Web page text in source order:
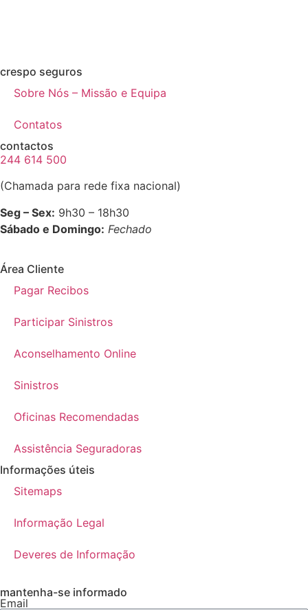
crespo seguros
Sobre Nós – Missão e Equipa
Contatos
contactos
244 614 500
(Chamada para rede fixa nacional)
Seg – Sex: 9h30 – 18h30
Sábado e Domingo: Fechado
Área Cliente
Pagar Recibos
Participar Sinistros
Aconselhamento Online
Sinistros
Oficinas Recomendadas
Assistência Seguradoras
Informações úteis
Sitemaps
Informação Legal
Deveres de Informação
mantenha-se informado
Email